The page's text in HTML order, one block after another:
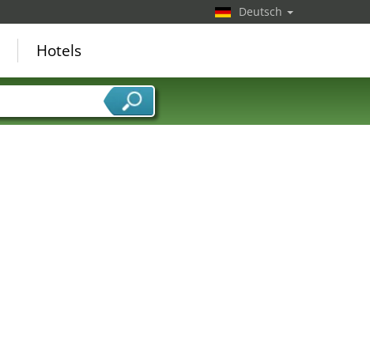
Deutsch
Hotels